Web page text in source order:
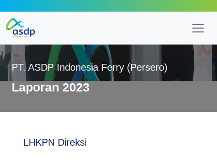
PT. ASDP Indonesia Ferry (Persero)
Laporan 2023
LHKPN Direksi